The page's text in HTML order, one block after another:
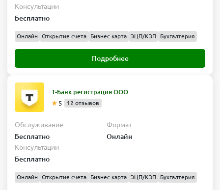
Консультации
Бесплатно
Онлайн Открытие счета Бизнес карта ЭЦП/КЭП Бухгалтерия
Подробнее
Т-Банк регистрация ООО
5
12 отзывов
Обслуживание
Бесплатно
Формат
Онлайн
Консультации
Бесплатно
Онлайн Открытие счета Бизнес карта ЭЦП/КЭП Бухгалтерия